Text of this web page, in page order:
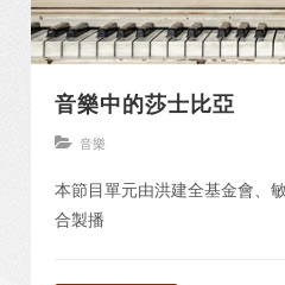
音樂中的莎士比亞
音樂
本節目單元由洪建全基金會、
合製播